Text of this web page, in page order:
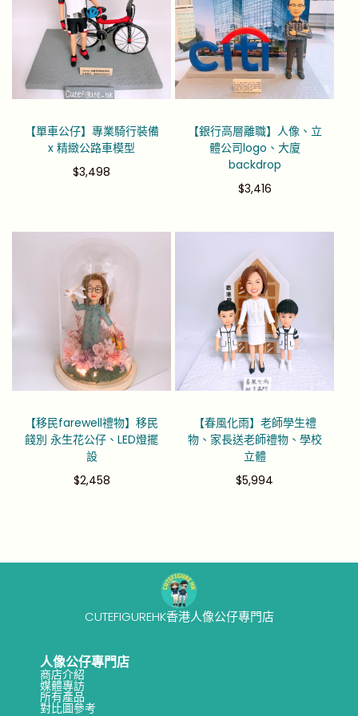
【單車公仔】專業騎行裝備
x 精緻公路車模型
$3,498
【銀行高層離職】人像、立
體公司logo、大廈
backdrop
$3,416
【移民farewell禮物】移民
餞別 永生花公仔、LED燈擺
設
$2,458
【春風化雨】老師學生禮
物、家長送老師禮物、學校
立體
$5,994
CUTEFIGUREHK香港人像公仔專門店
人像公仔專門店
商店介紹
媒體專訪
所有產品
對比圖參考